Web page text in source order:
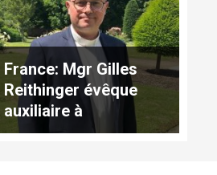
France: Mgr Gilles
Reithinger évêque
auxiliaire à
Strasbourg